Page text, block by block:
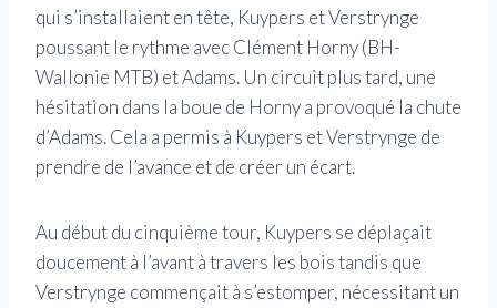
qui s’installaient en tête, Kuypers et Verstrynge
poussant le rythme avec Clément Horny (BH-
Wallonie MTB) et Adams. Un circuit plus tard, une
hésitation dans la boue de Horny a provoqué la chute
d’Adams. Cela a permis à Kuypers et Verstrynge de
prendre de l’avance et de créer un écart.
Au début du cinquième tour, Kuypers se déplaçait
doucement à l’avant à travers les bois tandis que
Verstrynge commençait à s’estomper, nécessitant un